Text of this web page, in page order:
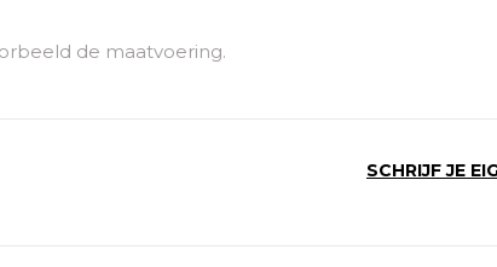
de maatvoering.
SCHRIJF JE